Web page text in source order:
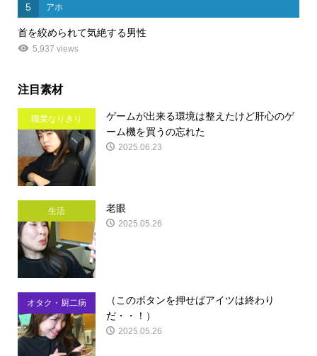
5 アホ
首を絞められて気絶する男性
5,937 views
注目素材
職業なりきり
ゲームが出来る環境は整えたけど肝心のゲ
ーム機を買うの忘れた
2025.06.23
生活 老眼
2025.05.26
オタク・厨二病
（このボタンを押せばアイツは終わり
だ・・！）
2025.05.26